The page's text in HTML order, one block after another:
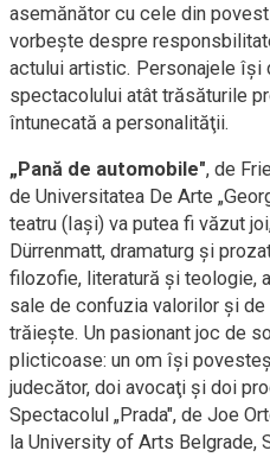
asemănător cu cele din
vorbeşte despre
actului artistic. Personajele îşi
spectacolului atât trăsăturile
întunecată a personalităţii.
„Pană de automobile", de
de Universitatea De Arte
teatru (Iaşi) va putea fi văzut
Dürrenmatt, dramaturg şi
filozofie, literatură şi teologie,
sale de confuzia valorilor şi
trăieşte. Un pasionant joc de
plicticoase: un om îşi
judecător, doi avocaţi şi doi
Spectacolul „Prada", de Joe
la University of Arts Belgrade,